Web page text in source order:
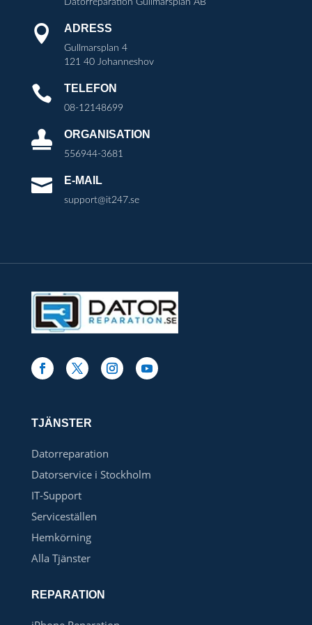
 ADRESS
Gullmarsplan 4
121 40 Johanneshov
 TELEFON
08-12148699
 ORGANISATION
556944-3681
 E-MAIL
support@it247.se
TJÄNSTER
Datorreparation
Datorservice i Stockholm
IT-Support
Serviceställen
Hemkörning
Alla Tjänster
REPARATION